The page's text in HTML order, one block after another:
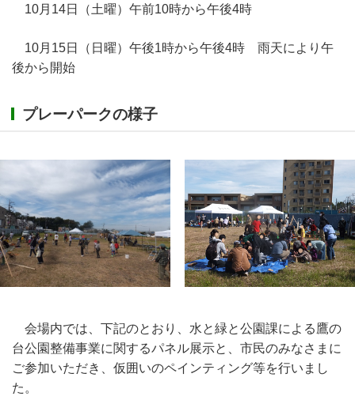
10月14日（土曜）午前10時から午後4時
10月15日（日曜）午後1時から午後4時 雨天により午
後から開始
プレーパークの様子
会場内では、下記のとおり、水と緑と公園課による鷹の
台公園整備事業に関するパネル展示と、市民のみなさまに
ご参加いただき、仮囲いのペインティング等を行いまし
た。